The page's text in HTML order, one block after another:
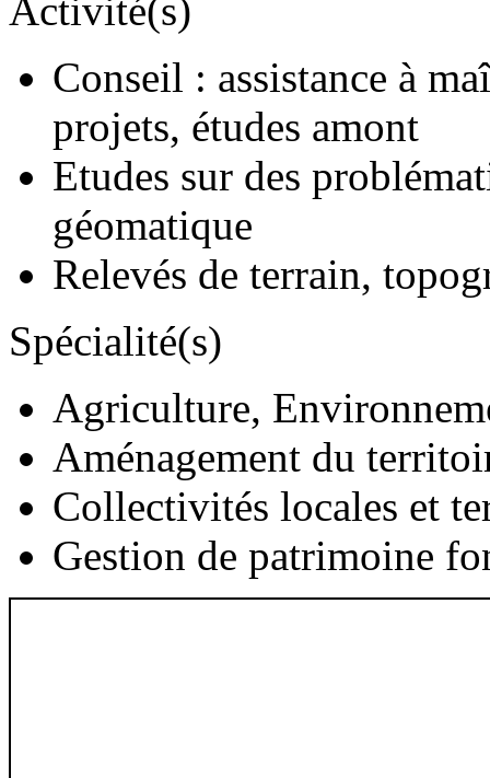
Activité(s)
Conseil : assistance à
projets, études amont
Etudes sur des
géomatique
Relevés de terrain,
Spécialité(s)
Agriculture,
Aménagement du
Collectivités locales et
Gestion de patrimoine